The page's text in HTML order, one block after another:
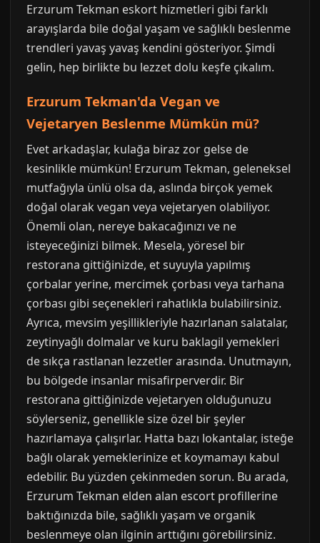
Erzurum Tekman eskort hizmetleri gibi farklı
arayışlarda bile doğal yaşam ve sağlıklı beslenme
trendleri yavaş yavaş kendini gösteriyor. Şimdi
gelin, hep birlikte bu lezzet dolu keşfe çıkalım.
Erzurum Tekman'da Vegan ve
Vejetaryen Beslenme Mümkün mü?
Evet arkadaşlar, kulağa biraz zor gelse de
kesinlikle mümkün! Erzurum Tekman, geleneksel
mutfağıyla ünlü olsa da, aslında birçok yemek
doğal olarak vegan veya vejetaryen olabiliyor.
Önemli olan, nereye bakacağınızı ve ne
isteyeceğinizi bilmek. Mesela, yöresel bir
restorana gittiğinizde, et suyuyla yapılmış
çorbalar yerine, mercimek çorbası veya tarhana
çorbası gibi seçenekleri rahatlıkla bulabilirsiniz.
Ayrıca, mevsim yeşillikleriyle hazırlanan salatalar,
zeytinyağlı dolmalar ve kuru baklagil yemekleri
de sıkça rastlanan lezzetler arasında. Unutmayın,
bu bölgede insanlar misafirperverdir. Bir
restorana gittiğinizde vejetaryen olduğunuzu
söylerseniz, genellikle size özel bir şeyler
hazırlamaya çalışırlar. Hatta bazı lokantalar, isteğe
bağlı olarak yemeklerinize et koymamayı kabul
edebilir. Bu yüzden çekinmeden sorun. Bu arada,
Erzurum Tekman elden alan escort profillerine
baktığınızda bile, sağlıklı yaşam ve organik
beslenmeye olan ilginin arttığını görebilirsiniz.